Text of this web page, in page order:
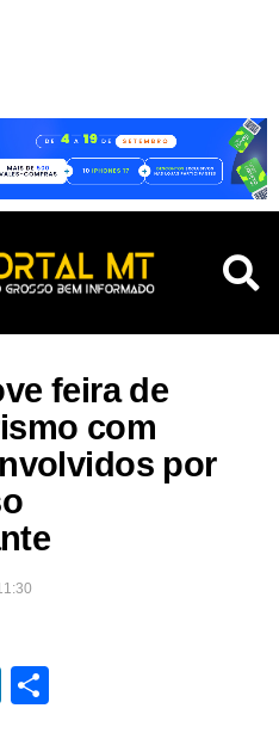
feira de
com
por
LinkedIn